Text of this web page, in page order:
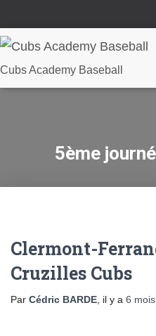
Cubs Academy Baseball
5ème
Clermont-
Cruzilles Cubs
Par Cédric BARDE , il y a 6 mois